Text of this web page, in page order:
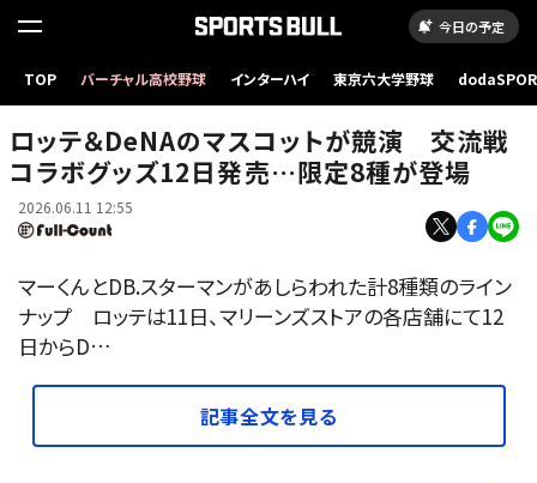
今日の予定
TOP バーチャル高校野球 インターハイ 東京六大学野球
交流戦コラボグッズ【写真：球団提供】
ロッテ＆DeNAのマスコットが競演 交流戦
コラボグッズ12日発売…限定8種が登場
2026.06.11 12:55
マーくんとDB.スターマンがあしらわれた計8種類のライン
ナップ ロッテは11日、マリーンズストアの各店舗にて12
日からD…
記事全文を見る